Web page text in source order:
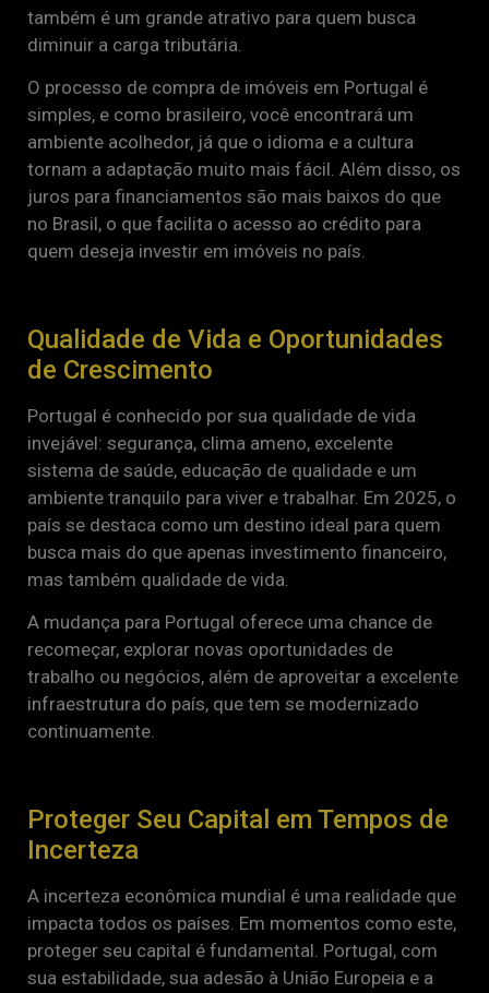
também é um grande atrativo para quem busca
diminuir a carga tributária.
O processo de compra de imóveis em Portugal é
simples, e como brasileiro, você encontrará um
ambiente acolhedor, já que o idioma e a cultura
tornam a adaptação muito mais fácil. Além disso, os
juros para financiamentos são mais baixos do que
no Brasil, o que facilita o acesso ao crédito para
quem deseja investir em imóveis no país.
Qualidade de Vida e Oportunidades
de Crescimento
Portugal é conhecido por sua qualidade de vida
invejável: segurança, clima ameno, excelente
sistema de saúde, educação de qualidade e um
ambiente tranquilo para viver e trabalhar. Em 2025, o
país se destaca como um destino ideal para quem
busca mais do que apenas investimento financeiro,
mas também qualidade de vida.
A mudança para Portugal oferece uma chance de
recomeçar, explorar novas oportunidades de
trabalho ou negócios, além de aproveitar a excelente
infraestrutura do país, que tem se modernizado
continuamente.
Proteger Seu Capital em Tempos de
Incerteza
A incerteza econômica mundial é uma realidade que
impacta todos os países. Em momentos como este,
proteger seu capital é fundamental. Portugal, com
sua estabilidade, sua adesão à União Europeia e a